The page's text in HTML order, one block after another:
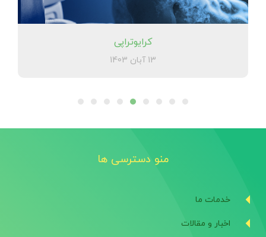
کرایوتراپی
13 آبان 1403
منو دسترسی ها
خدمات ما
اخبار و مقالات